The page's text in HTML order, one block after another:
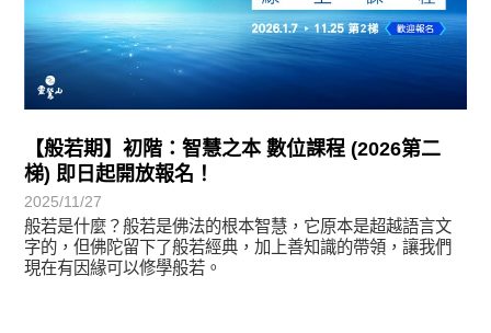
【般若期】初階：智慧之本 數位課程 (2026第二
梯) 即日起開放報名！
2025/11/27
般若是什麼？般若是佛法的根本智慧，它原本是超越語言文
字的，但佛陀留下了般若經典，加上善知識的帶領，讓我們
現在有因緣可以修學般若。